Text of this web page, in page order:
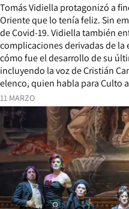
11 MARZO
Tomás Vidiella protagonizó a
Oriente que lo tenía feliz. Sin
de Covid-19. Vidiella también
complicaciones derivadas de
cómo fue el desarrollo de su
incluyendo la voz de Cristián
elenco, quien habla para Culto